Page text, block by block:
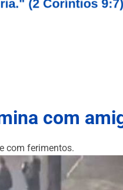
com
com ferimentos.